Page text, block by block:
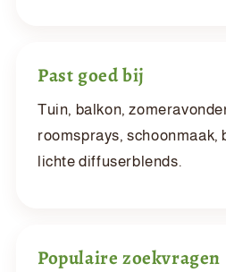
Past goed bij
Tuin, balkon,
roomsprays, schoonmaak,
lichte diffuserblends.
Populaire zoekvragen